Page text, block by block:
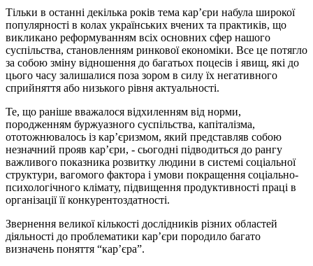
Тільки в останні декілька років тема кар’єри набула широкої
популярності в колах українських вчених та практиків, що
викликано реформуванням всіх основних сфер нашого
суспільства, становленням ринкової економіки. Все це потягло
за собою зміну відношення до багатьох поцесів і явищ, які до
цього часу залишалися поза зором в силу їх негативного
сприйняття або низького рівня актуальності.
Те, що раніше вважалося відхиленням від норми,
породженням буржуазного суспільства, капіталізма,
ототожнювалось із кар’єризмом, який представляв собою
незначний прояв кар’єри, - сьогодні підводиться до рангу
важливого показника розвитку людини в системі соціальної
структури, вагомого фактора і умови покращення соціально-
психологічного клімату, підвищення продуктивності праці в
організації її конкурентоздатності.
Звернення великої кількості дослідників різних областей
діяльності до проблематики кар’єри породило багато
визначень поняття “кар’єра”.